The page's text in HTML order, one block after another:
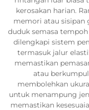
kerosakan harian.
memori atau sisipan
duduk semasa
dilengkapi sistem
termasuk jalur
memastikan
atau
membolehkan
untuk menampung
memastikan